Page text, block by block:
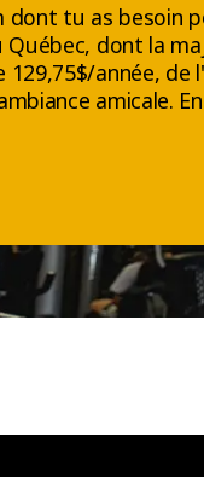
dont tu as besoin
Québec, dont la
année, de
amicale.